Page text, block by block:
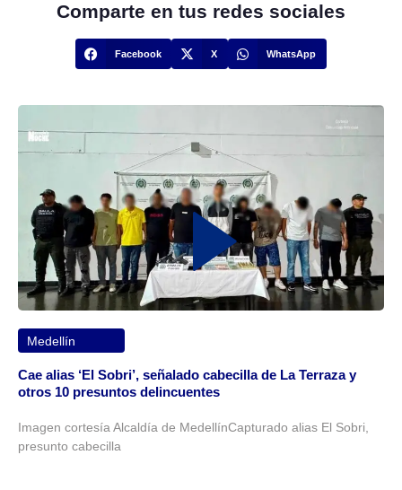
Comparte en tus redes sociales
Facebook X WhatsApp
Medellín
Cae alias ‘El Sobri’, señalado cabecilla de La Terraza y
otros 10 presuntos delincuentes
Imagen cortesía Alcaldía de MedellínCapturado alias El Sobri,
presunto cabecilla